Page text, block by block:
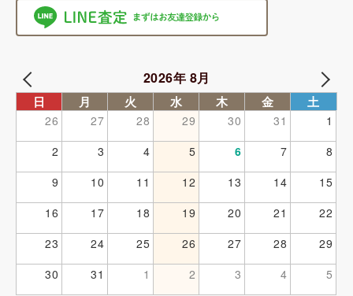
2026年 8月
日 月 火 水 木 金 土
26 27 28 29 30 31
1
2
3 4 5 6 7
8
9
10 11 12 13 14
15
16
17 18 19 20 21
22
23
24 25 26 27 28
29
30
31 1 2 3 4 5